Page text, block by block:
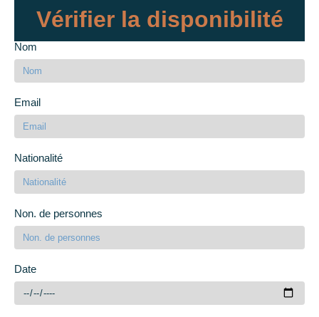
Vérifier la disponibilité
Nom
Email
Nationalité
Non. de personnes
Date